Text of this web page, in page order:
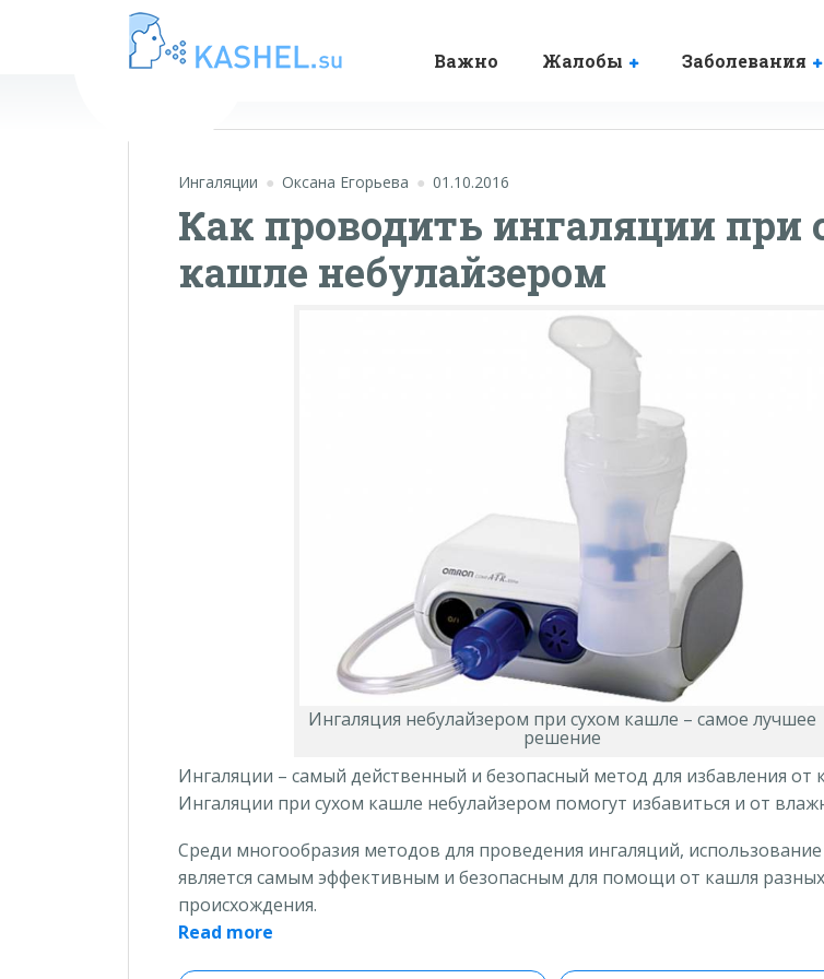
Важно Жалобы Заболевания
Ингаляции Оксана Егорьева 01.10.2016
Как проводить ингаляции при
кашле небулайзером
Ингаляция небулайзером при сухом кашле – самое лучшее
решение
Ингаляции – самый действенный и безопасный метод для избавления от
Ингаляции при сухом кашле небулайзером помогут избавиться и от
Среди многообразия методов для проведения ингаляций, использование
является самым эффективным и безопасным для помощи от кашля
происхождения.
Read more